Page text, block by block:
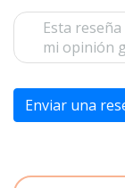
Esta
mi opinión
Enviar una